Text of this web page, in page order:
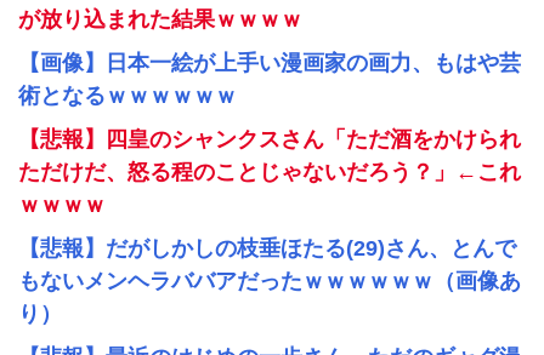
が放り込まれた結果ｗｗｗｗ
【画像】日本一絵が上手い漫画家の画力、もはや芸
術となるｗｗｗｗｗｗ
【悲報】四皇のシャンクスさん「ただ酒をかけられ
ただけだ、怒る程のことじゃないだろう？」←これ
ｗｗｗｗ
【悲報】だがしかしの枝垂ほたる(29)さん、とんで
もないメンヘラババアだったｗｗｗｗｗｗ（画像あ
り）